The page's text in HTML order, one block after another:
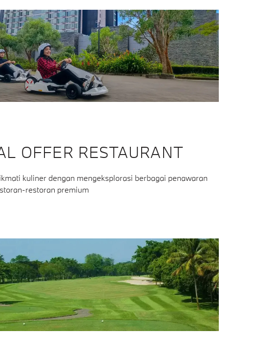
OFFER RESTAURANT
kuliner dengan mengeksplorasi berbagai penawaran
restoran premium